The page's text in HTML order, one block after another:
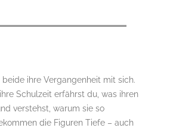
beide ihre Vergangenheit mit sich.
Schulzeit erfährst du, was ihren
verstehst, warum sie so
die Figuren Tiefe – auch